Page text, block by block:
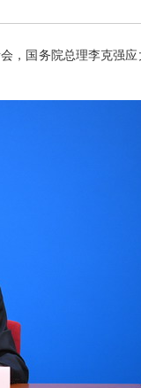
，国务院总理李克强